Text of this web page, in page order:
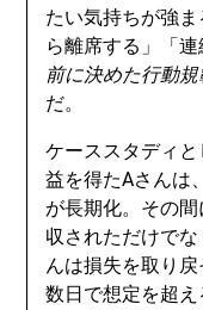
たい気持ちが強
ら離席する」「連
前に決めた行動規
だ。
ケーススタディ
益を得たAさんは
が長期化。その
収されただけで
んは損失を取り戻
数日で想定を超